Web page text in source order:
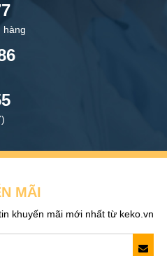
hàng
MÃI
khuyến mãi mới nhất từ keko.vn